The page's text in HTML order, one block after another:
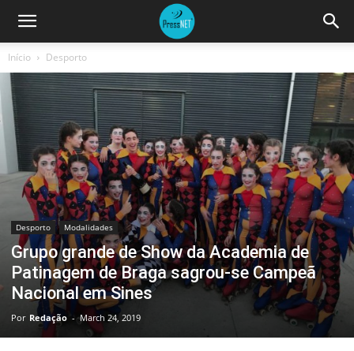
Início Desporto
Desporto Modalidades
Grupo grande de Show da Academia de
Patinagem de Braga sagrou-se Campeã
Nacional em Sines
Por Redação - March 24, 2019